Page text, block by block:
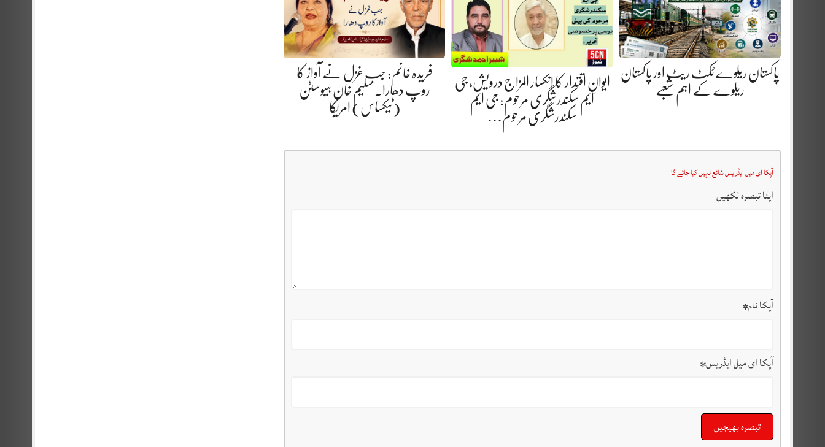
پاکستان ریلوے ٹکٹ ریٹ اور پاکستان
ریلوے کے اہم شعبے
ایوانِ اقتدار کا انکسار المزاج درویش، جی
ایم سکندرشگری مرحوم: جی ایم
سکندرشگری مرحوم…
فریدہ خانم: جب غزل نے آواز کا
روپ دھارا. سلیم خان ہیوسٹن
(ٹیکساس) امریکا
آپکا ای میل ایڈریس شائع نہیں کیا جائے گا
اپنا تبصرہ لکھیں
آپکا نام*
آپکا ای میل ایڈریس*